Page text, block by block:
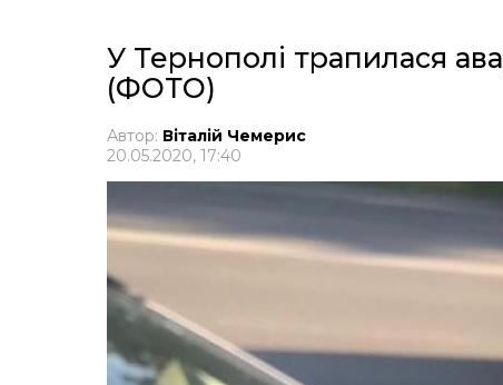
У Тернополі трапилася
(ФОТО)
Автор: Віталій Чемерис
20.05.2020, 17:40